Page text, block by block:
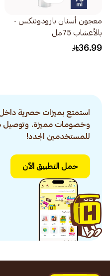
معجون أسنان بارودونتكس -
بالأعشاب 75مل
36.99
استمتع بميزات حصرية
وخصومات مميزة. وتوصيل
للمستخدمين الجدد!
حمل التطبيق الآن